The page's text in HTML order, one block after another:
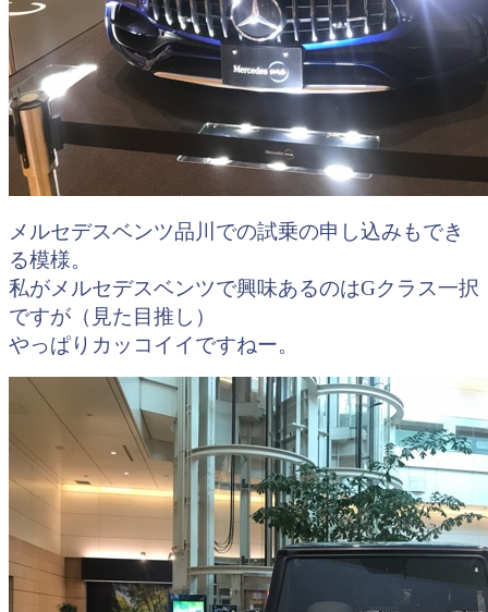
メルセデスベンツ品川での試乗の申し込みもでき
る模様。
私がメルセデスベンツで興味あるのはGクラス一択
ですが（見た目推し）
やっぱりカッコイイですねー。